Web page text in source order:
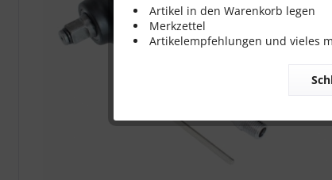
Artikel in den Warenkorb legen
Merkzettel
Artikelempfehlungen und vieles